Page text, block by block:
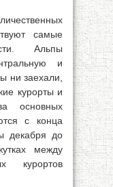
самые
Альпы
и
ни заехали,
курорты и
основных
с конца
декабря до
между
курортов